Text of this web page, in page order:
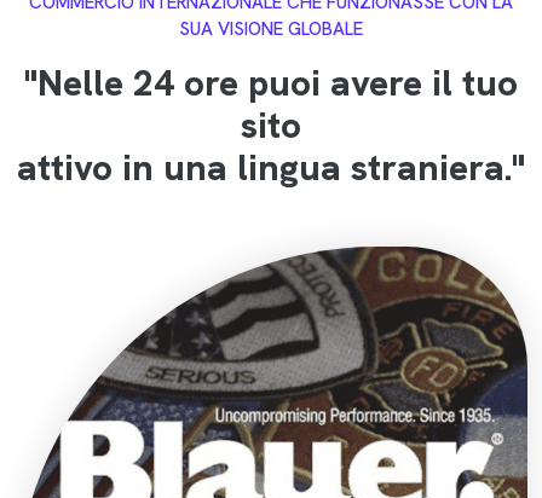
SUA VISIONE GLOBALE
"Nelle 24 ore puoi avere il tuo
sito
attivo in una lingua straniera."